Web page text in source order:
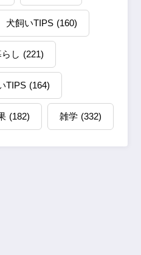
犬飼いTIPS (160)
し (221)
TIPS (164)
(182) 雑学 (332)